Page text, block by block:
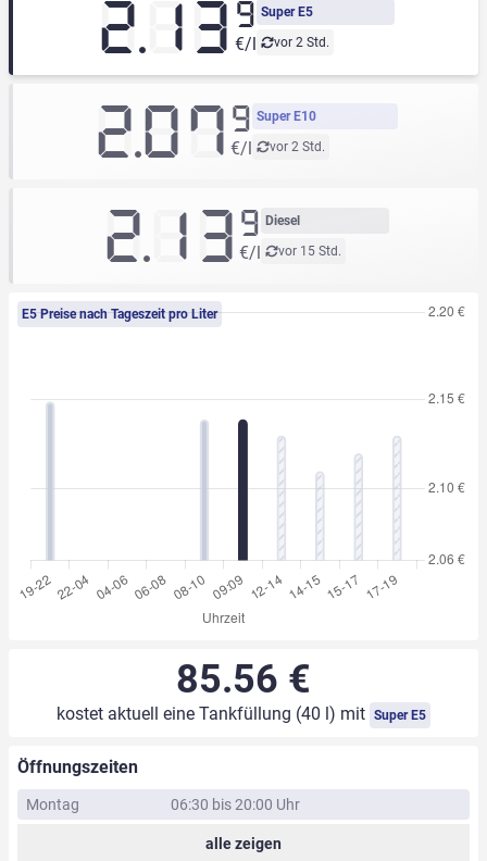
Super E5
vor 2 Std.
2.13 9
€/l
Super E10
vor 2 Std.
2.079
€/l
Diesel
vor 15 Std.
2.139
€/l
E5 Preise nach Tageszeit pro Liter
85.56 €
kostet aktuell eine Tankfüllung (40 l) mit Super E5
Öffnungszeiten
Montag 06:30 bis 20:00 Uhr
alle zeigen